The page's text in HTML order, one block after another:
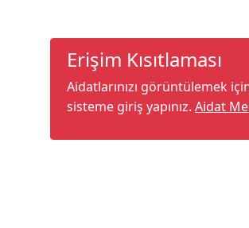
Erişim Kısıtlaması
Aidatlarınızı görüntülemek
sisteme giriş yapınız. Aidat